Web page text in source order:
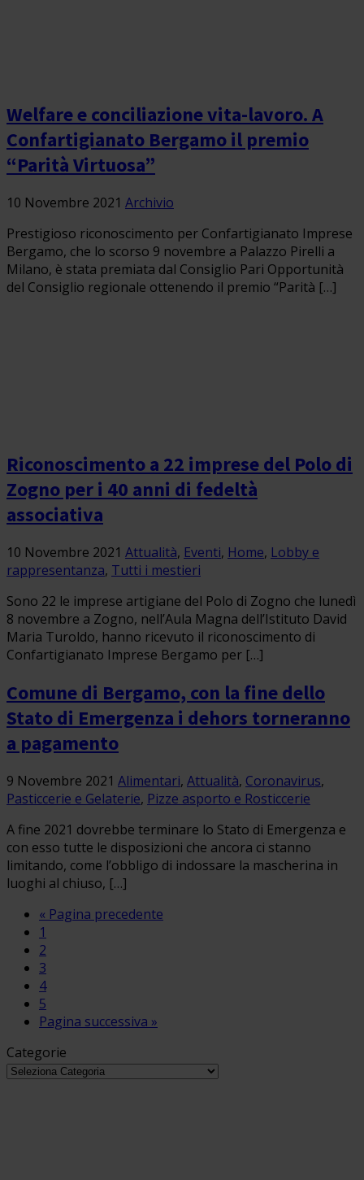
Welfare e conciliazione vita-lavoro. A
Confartigianato Bergamo il premio
“Parità Virtuosa”
10 Novembre 2021 Archivio
Prestigioso riconoscimento per Confartigianato Imprese
Bergamo, che lo scorso 9 novembre a Palazzo Pirelli a
Milano, è stata premiata dal Consiglio Pari Opportunità
del Consiglio regionale ottenendo il premio “Parità […]
Riconoscimento a 22 imprese del Polo di
Zogno per i 40 anni di fedeltà
associativa
10 Novembre 2021 Attualità, Eventi, Home, Lobby e
rappresentanza, Tutti i mestieri
Sono 22 le imprese artigiane del Polo di Zogno che lunedì
8 novembre a Zogno, nell’Aula Magna dell’Istituto David
Maria Turoldo, hanno ricevuto il riconoscimento di
Confartigianato Imprese Bergamo per […]
Comune di Bergamo, con la fine dello
Stato di Emergenza i dehors torneranno
a pagamento
9 Novembre 2021 Alimentari, Attualità, Coronavirus,
Pasticcerie e Gelaterie, Pizze asporto e Rosticcerie
A fine 2021 dovrebbe terminare lo Stato di Emergenza e
con esso tutte le disposizioni che ancora ci stanno
limitando, come l’obbligo di indossare la mascherina in
luoghi al chiuso, […]
« Pagina precedente
1
2
3
4
5
Pagina successiva »
Categorie